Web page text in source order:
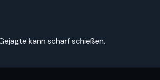
kann scharf schießen.